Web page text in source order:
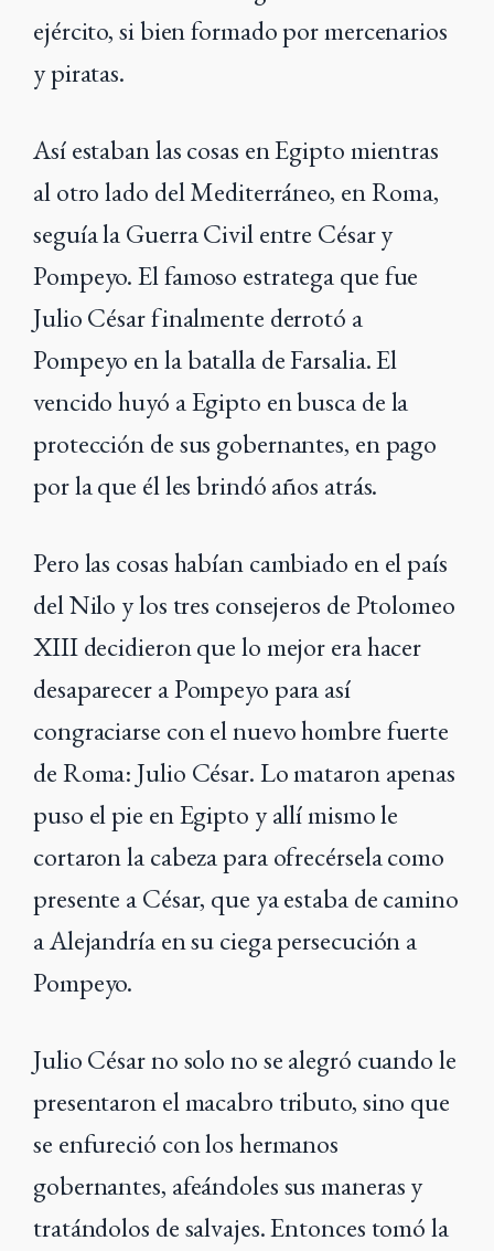
ejército, si bien formado por mercenarios
y piratas.
Así estaban las cosas en Egipto mientras
al otro lado del Mediterráneo, en Roma,
seguía la Guerra Civil entre César y
Pompeyo. El famoso estratega que fue
Julio César finalmente derrotó a
Pompeyo en la batalla de Farsalia. El
vencido huyó a Egipto en busca de la
protección de sus gobernantes, en pago
por la que él les brindó años atrás.
Pero las cosas habían cambiado en el país
del Nilo y los tres consejeros de Ptolomeo
XIII decidieron que lo mejor era hacer
desaparecer a Pompeyo para así
congraciarse con el nuevo hombre fuerte
de Roma: Julio César. Lo mataron apenas
puso el pie en Egipto y allí mismo le
cortaron la cabeza para ofrecérsela como
presente a César, que ya estaba de camino
a Alejandría en su ciega persecución a
Pompeyo.
Julio César no solo no se alegró cuando le
presentaron el macabro tributo, sino que
se enfureció con los hermanos
gobernantes, afeándoles sus maneras y
tratándolos de salvajes. Entonces tomó la